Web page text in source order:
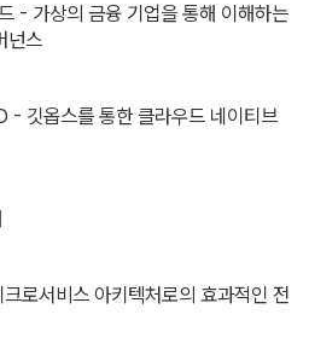
- 가상의 금융 기업을 통해 이해하는
넌스
- 깃옵스를 통한 클라우드 네이티브
로서비스 아키텍처로의 효과적인 전